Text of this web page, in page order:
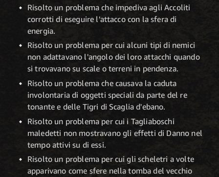
Risolto un problema che impediva agli Accoliti
corrotti di eseguire l'attacco con la sfera di
energia.
Risolto un problema per cui alcuni tipi di nemici
non adattavano l'angolo dei loro attacchi quando
si trovavano su scale o terreni in pendenza.
Risolto un problema che causava la caduta
involontaria di oggetti speciali da parte del re
tonante e delle Tigri di Scaglia d'ebano.
Risolto un problema per cui i Tagliaboschi
maledetti non mostravano gli effetti di Danno nel
tempo attivi su di essi.
Risolto un problema per cui gli scheletri a volte
apparivano come sfere nella tomba del vecchio